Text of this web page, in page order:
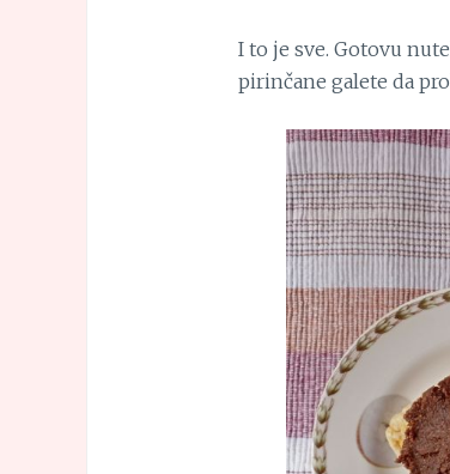
I to je sve. Gotovu
pirinčane galete da